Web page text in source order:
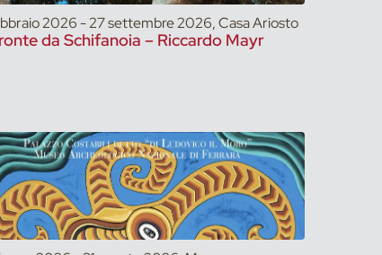
2026 - 27 settembre 2026, Casa Ariosto
da Schifanoia – Riccardo Mayr